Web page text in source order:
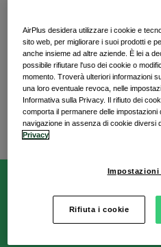
Compila il form per
AirPlus desidera utilizzare i cookie e
sito web, per migliorare i suoi prodotti e
anche insieme ad altre aziende. È lei a
possibile rifiutare l'uso dei cookie o
momento. Troverà ulteriori informazioni
una loro eventuale revoca, nelle
Informativa sulla Privacy. Il rifiuto dei
comporta il permanere delle impostazioni
navigazione in assenza di cookie diversi
Privacy
Impostazioni
Rifiuta i cookie